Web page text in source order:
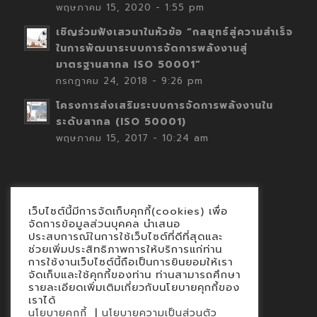
พฤษภาคม 15, 2020 - 1:55 pm
เชิญร่วมฟังเสวนาในหัวข้อ “กลยุทธ์สู่ความสำเร็จ
ในการพัฒนาระบบการจัดการพลังงานสู่
มาตรฐานสากล ISO 50001”
กรกฎาคม 24, 2018 - 9:26 pm
โครงการส่งเสริมระบบการจัดการพลังงานใน
ระดับสากล (ISO 50001)
พฤษภาคม 15, 2017 - 10:24 am
Contact
นโยบายคุกกี้
นโยบายข้อมูลส่วนบุคคล
เว็บไซต์นี้มีการจัดเก็บคุกกี้(cookies) เพื่อ
จัดการข้อมูลส่วนบุคคล นำเสนอ
ประสบการณ์ในการใช้เว็บไซต์ที่ดีที่สุดและ
ช่วยเพิ่มประสิทธิภาพการให้บริการแก่ท่าน
การใช้งานเว็บไซต์นี้ถือเป็นการยินยอมให้เรา
จัดเก็บและใช้คุกกี้ของท่าน ท่านสามารถศึกษา
รายละเอียดเพิ่มเติมเกี่ยวกับนโยบายคุกกี้ของ
เราได้
นโยบายคุกกี้ | นโยบายความเป็นส่วนตัว